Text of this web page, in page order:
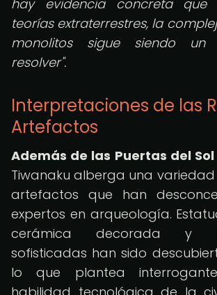
hay evidencia concreta que
teorías extraterrestres, la
monolitos sigue siendo un
resolver".
Interpretaciones de las
Artefactos
Además de las Puertas del
Tiwanaku alberga una variedad
artefactos que han
expertos en arqueología.
cerámica decorada y
sofisticadas han sido
lo que plantea